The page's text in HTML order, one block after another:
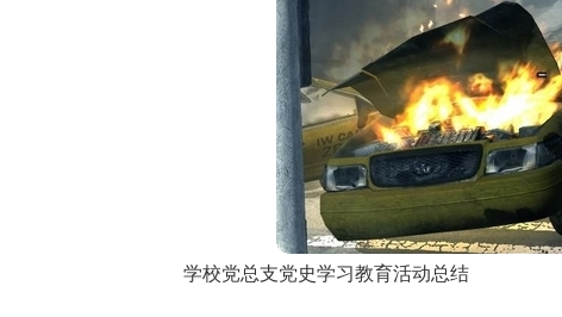
学校党总支党史学习教育活动总结